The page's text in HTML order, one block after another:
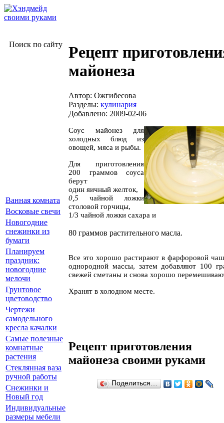
Поиск по сайту
Рецепт
майонеза
Автор: Ожгибесова
Разделы: кулинария
Добавлено: 2009-02-06
Соус майонез для
холодных блюд из
овощей, мяса и рыбы.
Для приготовления
200 граммов соуса
берут
один яичный желток,
0,5 чайной ложки
столовой горчицы,
1/3 чайной ложки сахара и
80 граммов растительного масла.
Все это хорошо растирают в фарфоровой
однородной массы, затем добавляют 100
свежей сметаны и снова хорошо
Хранят в холодном месте.
Рецепт приготовления
майонеза своими руками
Поделиться…
Ванная комната
Восковые свечи
Новогодние
снежинки из
бумаги
Планируем
праздник:
новогодние
мелочи
Грунтовое
цветоводство
Чертежи
самодельного
кресла качалки
Самые полезные
комнатные
растения
Стеклянная ваза
ручной работы
Снежинки и
Новый год
Индивидуальные
размеры мебели